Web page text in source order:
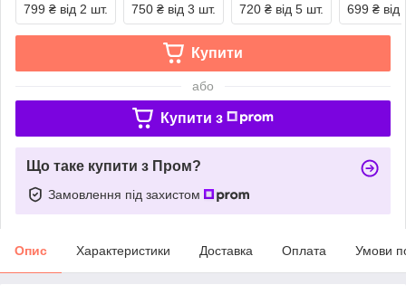
799 ₴ від 2 шт. 750 ₴ від 3 шт. 720 ₴ від 5 шт. 699 ₴ від
Купити
або
Купити з
Що таке купити з Пром?
Замовлення під захистом
Опис Характеристики Доставка Оплата Умови